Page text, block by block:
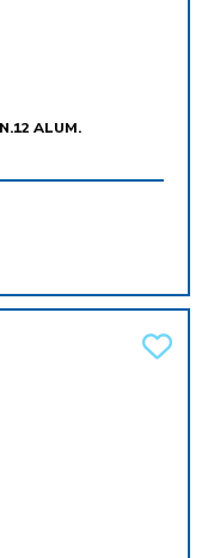
ALUM.